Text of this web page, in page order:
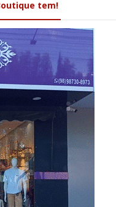
tem!